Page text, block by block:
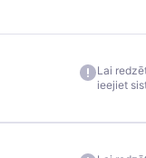
Lai
ieejiet